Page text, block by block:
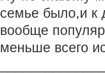
семье было,и к
вообще
меньше всего